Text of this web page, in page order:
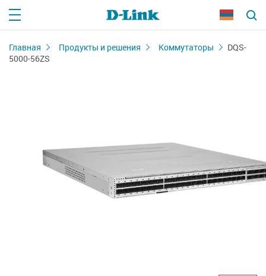
Главная Продукты и решения Коммутаторы
DQS-
5000-56ZS